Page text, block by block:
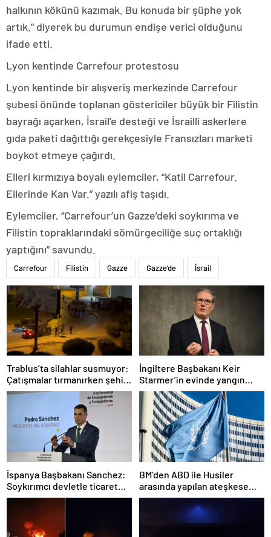
halkının kökünü kazımak. Bu konuda bir şüphe yok
artık.” diyerek bu durumun endişe verici olduğunu
ifade etti.
Lyon kentinde Carrefour protestosu
Lyon kentinde bir alışveriş merkezinde Carrefour
şubesi önünde toplanan göstericiler büyük bir Filistin
bayrağı açarken, İsrail’e desteği ve İsrailli askerlere
gıda paketi dağıttığı gerekçesiyle Fransızları marketi
boykot etmeye çağırdı.
Elleri kırmızıya boyalı eylemciler, “Katil Carrefour.
Ellerinde Kan Var.” yazılı afiş taşıdı.
Eylemciler, “Carrefour’un Gazze’deki soykırıma ve
Filistin topraklarındaki sömürgeciliğe suç ortaklığı
yaptığını” savundu.
Carrefour Filistin Gazze Gazze'de İsrail
Trablus’ta silahlar susmuyor:
Çatışmalar tırmanırken şehir
alarmda
İngiltere Başbakanı Keir
Starmer’in evinde yangın
çıktı
İspanya Başbakanı Sanchez:
Soykırımcı devletle ticaret
yapmayız
BM’den ABD ile Husiler
arasında yapılan ateşkese
ilişkin değerlendirme